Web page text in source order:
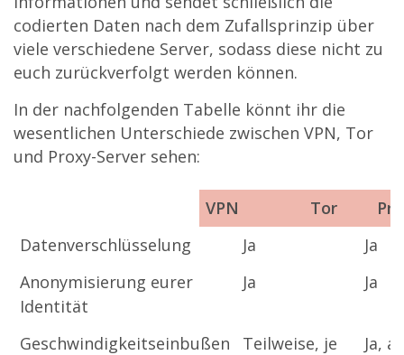
codierten Daten nach dem Zufallsprinzip über
viele verschiedene Server, sodass diese nicht zu
euch zurückverfolgt werden können.
In der nachfolgenden Tabelle könnt ihr die
wesentlichen Unterschiede zwischen VPN, Tor
und Proxy-Server sehen:
VPN Tor
VPN
Tor
Datenverschlüsselung Ja
Ja
Anonymisierung eurer
Identität
Ja Ja
Geschwindigkeitseinbußen
Teilweise, je
Ja,